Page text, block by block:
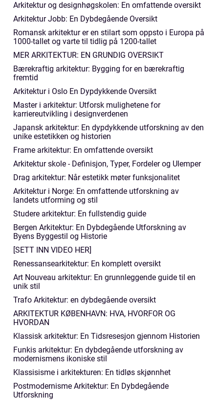
Arkitektur og designhøgskolen: En omfattende oversikt
Arkitektur Jobb: En Dybdegående Oversikt
Romansk arkitektur er en stilart som oppsto i Europa på
1000-tallet og varte til tidlig på 1200-tallet
MER ARKITEKTUR: EN GRUNDIG OVERSIKT
Bærekraftig arkitektur: Bygging for en bærekraftig
fremtid
Arkitektur i Oslo En Dypdykkende Oversikt
Master i arkitektur: Utforsk mulighetene for
karriereutvikling i designverdenen
Japansk arkitektur: En dypdykkende utforskning av den
unike estetikken og historien
Frame arkitektur: En omfattende oversikt
Arkitektur skole - Definisjon, Typer, Fordeler og Ulemper
Drag arkitektur: Når estetikk møter funksjonalitet
Arkitektur i Norge: En omfattende utforskning av
landets utforming og stil
Studere arkitektur: En fullstendig guide
Bergen Arkitektur: En Dybdegående Utforskning av
Byens Byggestil og Historie
[SETT INN VIDEO HER]
Renessansearkitektur: En komplett oversikt
Art Nouveau arkitektur: En grunnleggende guide til en
unik stil
Trafo Arkitektur: en dybdegående oversikt
ARKITEKTUR KØBENHAVN: HVA, HVORFOR OG
HVORDAN
Klassisk arkitektur: En Tidsresesjon gjennom Historien
Funkis arkitektur: En dybdegående utforskning av
modernismens ikoniske stil
Klassisisme i arkitekturen: En tidløs skjønnhet
Postmodernisme Arkitektur: En Dybdegående
Utforskning